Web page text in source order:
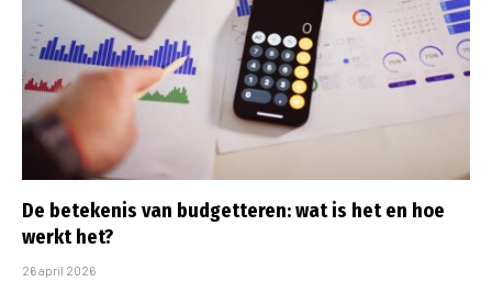
De betekenis van budgetteren: wat is het en hoe
werkt het?
26 april 2026